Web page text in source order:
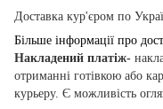
Доставка кур'єром по
Більше інформації про
Накладений платіж-
отриманні готівкою або
курьеру. Є можливість